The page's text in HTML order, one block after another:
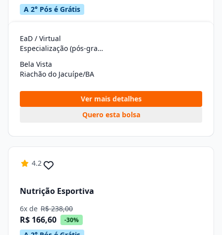
A 2° Pós é Grátis
EaD / Virtual
Especialização (pós-graduação)
Bela Vista
Riachão do Jacuípe/BA
Ver mais detalhes
Quero esta bolsa
4.2
Nutrição Esportiva
6x de R$ 238,00
R$ 166,60 -30%